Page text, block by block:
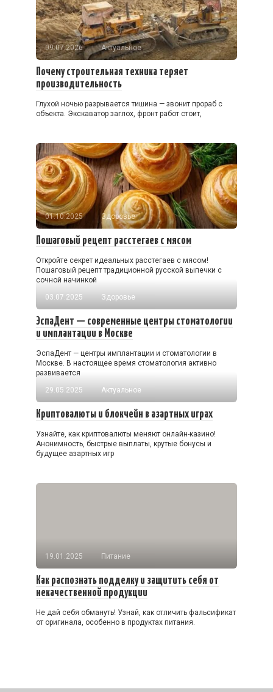
09.07.2026 Актуальное
Почему строительная техника теряет
производительность
Глухой ночью разрывается тишина — звонит прораб с
объекта. Экскаватор заглох, фронт работ стоит,
01.10.2025 Здоровье
Пошаговый рецепт расстегаев с мясом
Откройте секрет идеальных расстегаев с мясом!
Пошаговый рецепт традиционной русской выпечки с
сочной начинкой
03.07.2025
Здоровье
ЭспаДент — современные центры стоматологии
и имплантации в Москве
ЭспаДент — центры имплантации и стоматологии в
Москве. В настоящее время стоматология активно
развивается
29.05.2025
Актуальное
Криптовалюты и блокчейн в азартных играх
Узнайте, как криптовалюты меняют онлайн-казино!
Анонимность, быстрые выплаты, крутые бонусы и
будущее азартных игр
19.01.2025 Питание
Как распознать подделку и защитить себя от
некачественной продукции
Не дай себя обмануть! Узнай, как отличить фальсификат
от оригинала, особенно в продуктах питания.